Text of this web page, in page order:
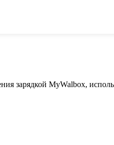
зарядкой MyWalbox,